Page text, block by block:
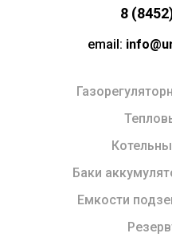
8
email:
Баки
Емкости